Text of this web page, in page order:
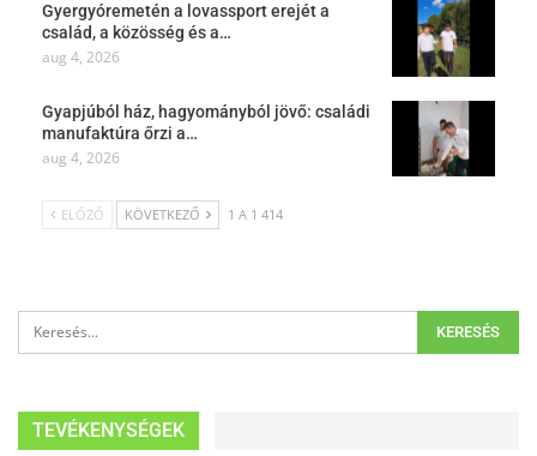
Gyergyóremetén a lovassport erejét a
család, a közösség és a…
aug 4, 2026
Gyapjúból ház, hagyományból jövő: családi
manufaktúra őrzi a…
aug 4, 2026
ELŐZŐ KÖVETKEZŐ 1 A 1 414
TEVÉKENYSÉGEK